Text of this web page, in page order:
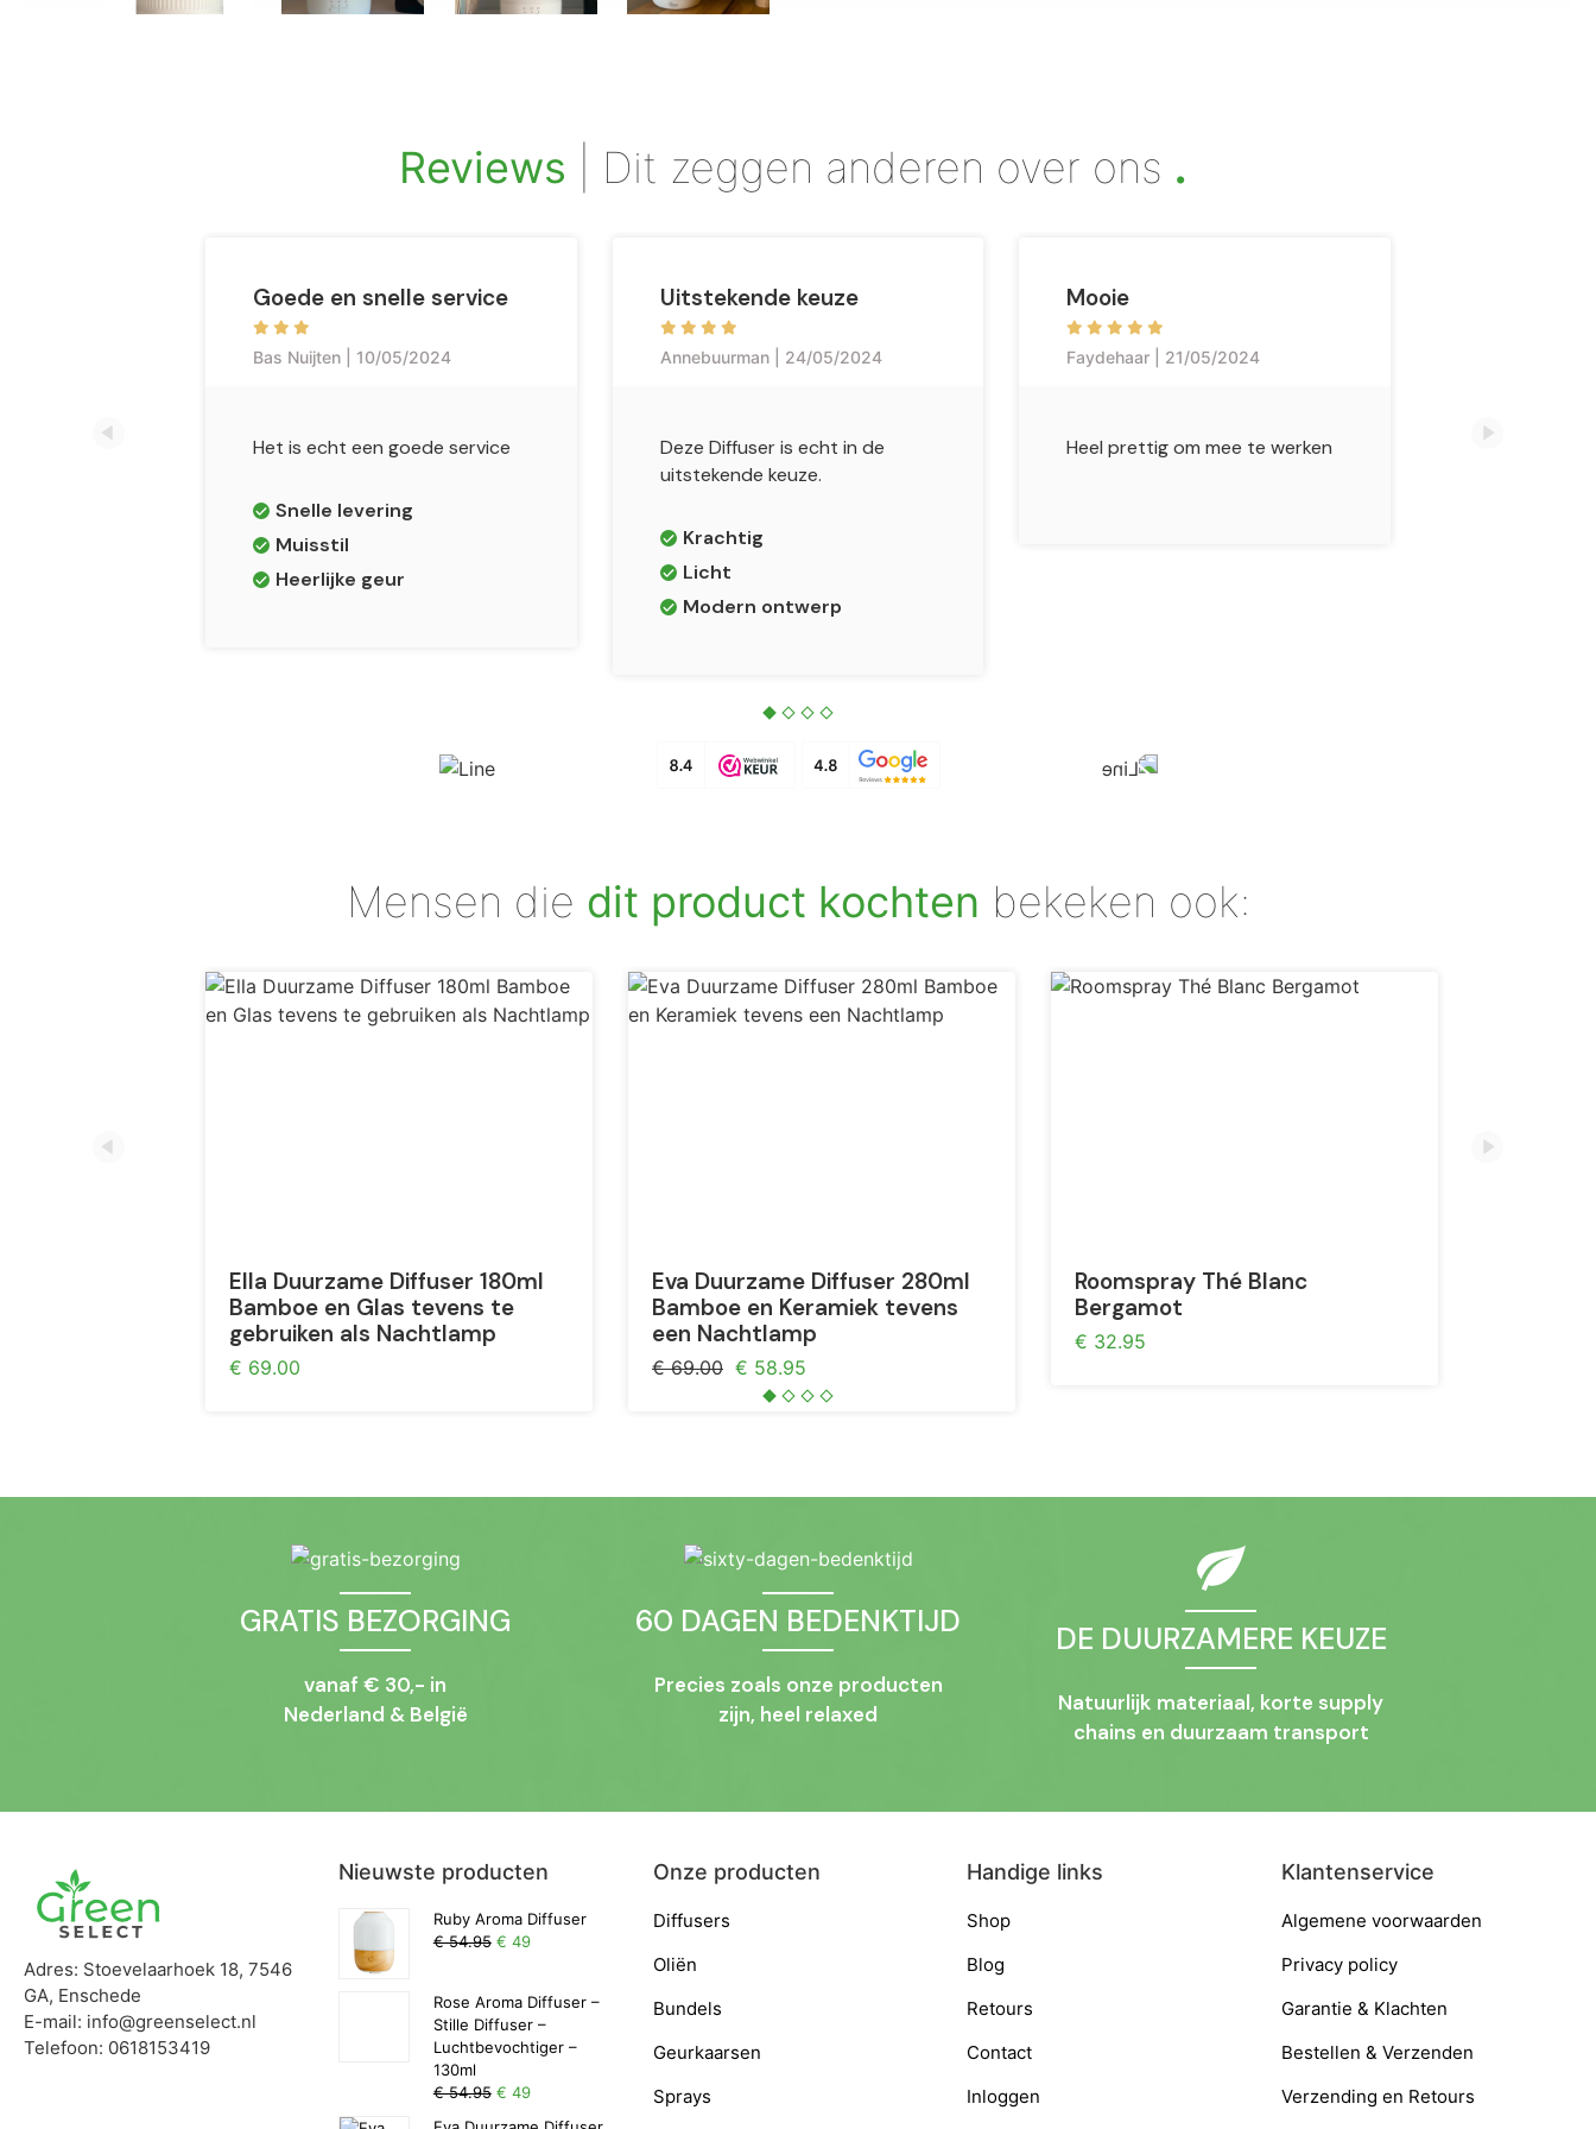
Reviews | Dit zeggen anderen over ons .
Goede en snelle service
Bas Nuijten | 10/05/2024
Het is echt een goede service
Snelle levering
Muisstil
Heerlijke geur
Uitstekende keuze
Annebuurman | 24/05/2024
Deze Diffuser is echt in de
uitstekende keuze.
Krachtig
Licht
Modern ontwerp
Mooie
Faydehaar | 21/05/2024
Heel prettig om mee te werken Ook nog
Mensen die dit product kochten bekeken ook:
Ella Duurzame Diffuser 180ml
Bamboe en Glas tevens te
gebruiken als Nachtlamp
€ 69.00
Eva Duurzame Diffuser 280ml
Bamboe en Keramiek tevens
een Nachtlamp
€ 69.00 € 58.95
Roomspray Thé Blanc
Bergamot
€ 32.95
GRATIS BEZORGING
vanaf € 30,- in
Nederland & België
60 DAGEN BEDENKTIJD
Precies zoals onze producten
zijn, heel relaxed
DE DUURZAMERE KEUZE
Natuurlijk materiaal, korte supply
chains en duurzaam transport
Adres: Stoevelaarhoek 18, 7546
GA, Enschede
E-mail: info@greenselect.nl
Telefoon: 0618153419
Nieuwste producten
Ruby Aroma Diffuser
€ 54.95 € 49
Rose Aroma Diffuser –
Stille Diffuser –
Luchtbevochtiger –
130ml
€ 54.95 € 49
Onze producten
Diffusers
Oliën
Bundels
Geurkaarsen
Sprays
Handige links
Shop
Blog
Retours
Contact
Inloggen
Klantenservice
Algemene voorwaarden
Privacy policy
Garantie & Klachten
Bestellen & Verzenden
Verzending en Retours